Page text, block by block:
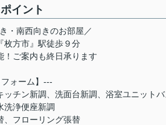
イント
・南西向きのお部屋／
枚方市』駅徒歩９分
！ご案内も終日承ります
ォーム】---
ッチン新調、洗面台新調、浴室ユニット
洗浄便座新調
、フローリング張替